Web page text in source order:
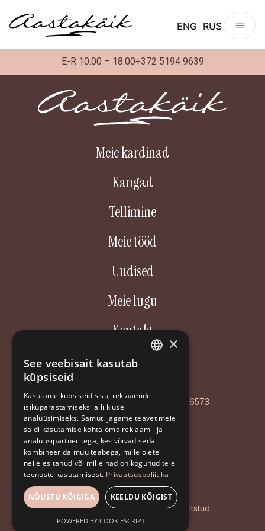
ENG RUS
E-R 10.00 – 18.00+372 5194 9639
Meie kardinad
Kangad
Tellimine
Meie tööd
Uudised
Meie lugu
Kontakt
Aastakäik OÜ
AS LHV Pank: EE127700771008596573
Registrikood: EE102126468
+372 5194 9639
info@aastakaik.ee
© 2026 Aastakäik. Kõik õigused kaitstud.
Privaatsuspoliitika
×
See veebisait kasutab
küpsiseid
Kasutame küpsiseid sisu, reklaamide
isikupärastamiseks ja liikluse
analüüsimiseks. Samuti jagame teavet meie
saidi kasutamise kohta oma reklaami- ja
analüüsipartneritega, kes võivad seda
kombineerida muu teabega, mille olete
neile esitanud või mille nad on kogunud teie
teenuste kasutamisest. Privaatsuspoliitika
NÕUSTU KÕIGIGA KEELDU KÕIGIST
POWERED BY COOKIESCRIPT